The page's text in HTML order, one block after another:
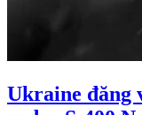
Ukraine đăng